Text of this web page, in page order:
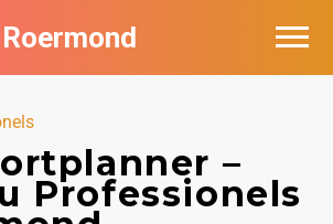
–
Professionels
in Roermond